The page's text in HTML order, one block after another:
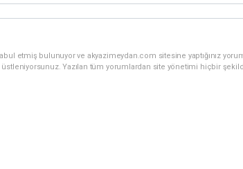
etmiş bulunuyor ve akyazimeydan.com sitesine yaptığınız
üstleniyorsunuz. Yazılan tüm yorumlardan site yönetimi hiçbir